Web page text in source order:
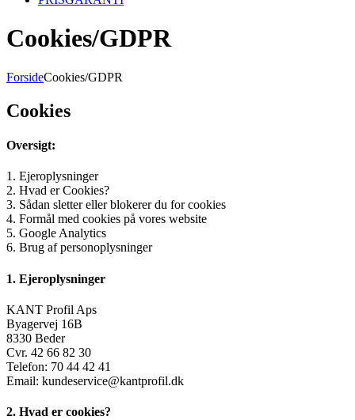
Cookies/GDPR
ForsideCookies/GDPR
Cookies
Oversigt:
1. Ejeroplysninger
2. Hvad er Cookies?
3. Sådan sletter eller blokerer du for cookies
4. Formål med cookies på vores website
5. Google Analytics
6. Brug af personoplysninger
1. Ejeroplysninger
KANT Profil Aps
Byagervej 16B
8330 Beder
Cvr. 42 66 82 30
Telefon: 70 44 42 41
Email: kundeservice@kantprofil.dk
2. Hvad er cookies?